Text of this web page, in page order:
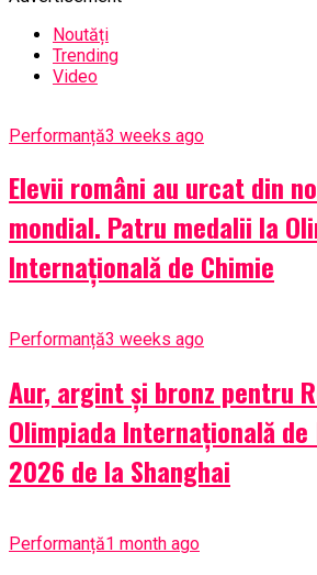
Noutăți
Trending
Video
Performanță3 weeks ago
Elevii români au urcat din
mondial. Patru medalii la
Internațională de Chimie
Performanță3 weeks ago
Aur, argint și bronz pentru
Olimpiada Internațională
2026 de la Shanghai
Performanță1 month ago